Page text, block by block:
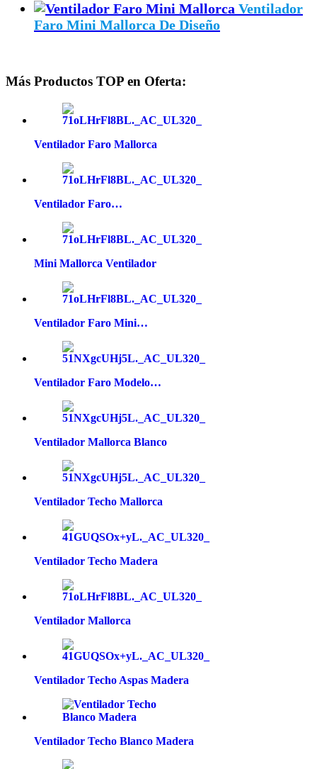
Ventilador
Faro Mini Mallorca De Diseño
Más Productos TOP en Oferta:
Ventilador Faro Mallorca
Ventilador Faro…
Mini Mallorca Ventilador
Ventilador Faro Mini…
Ventilador Faro Modelo…
Ventilador Mallorca Blanco
Ventilador Techo Mallorca
Ventilador Techo Madera
Ventilador Mallorca
Ventilador Techo Aspas Madera
Ventilador Techo Blanco Madera